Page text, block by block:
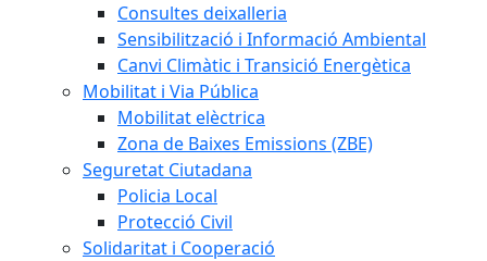
Consultes deixalleria
Sensibilització i Informació Ambiental
Canvi Climàtic i Transició Energètica
Mobilitat i Via Pública
Mobilitat elèctrica
Zona de Baixes Emissions (ZBE)
Seguretat Ciutadana
Policia Local
Protecció Civil
Solidaritat i Cooperació